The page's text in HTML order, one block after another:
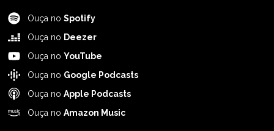
Ouça no Spotify
Ouça no Deezer
Ouça no YouTube
Ouça no Google Podcasts
Ouça no Apple Podcasts
Ouça no Amazon Music